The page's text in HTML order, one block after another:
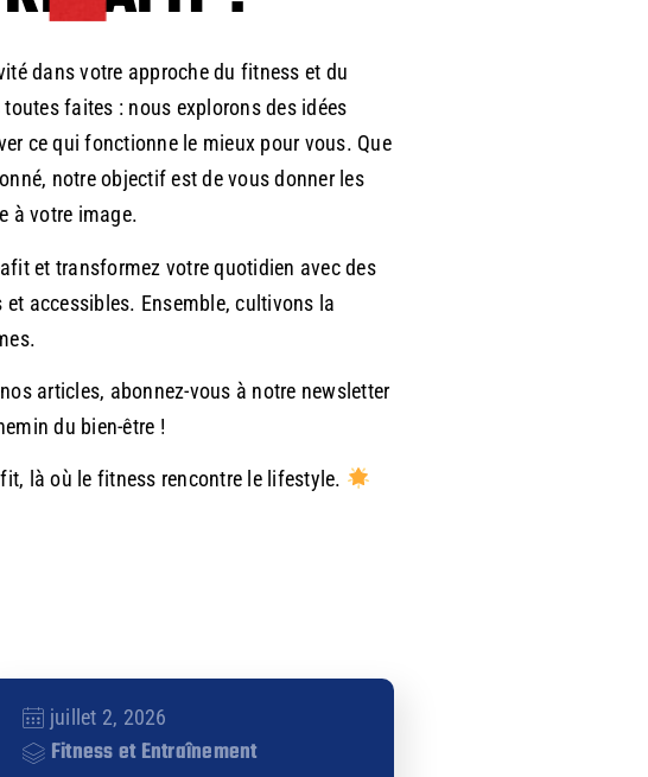
dans votre approche du fitness et du
faites : nous explorons des idées
ce qui fonctionne le mieux pour vous. Que
notre objectif est de vous donner les
à votre image.
et transformez votre quotidien avec des
accessibles. Ensemble, cultivons la
articles, abonnez-vous à notre newsletter
du bien-être !
là où le fitness rencontre le lifestyle.
juillet 2, 2026
Fitness et Entraînement